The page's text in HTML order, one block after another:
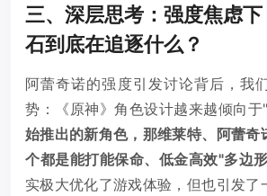
三、深层思考：强度焦虑
石到底在追逐什么？
阿蕾奇诺的强度引发讨论背后，我
势：《原神》角色设计越来越倾向于"
始推出的新角色，那维莱特、阿蕾奇
个都是能打能保命、低金高效"多边
实极大优化了游戏体验，但也引发了